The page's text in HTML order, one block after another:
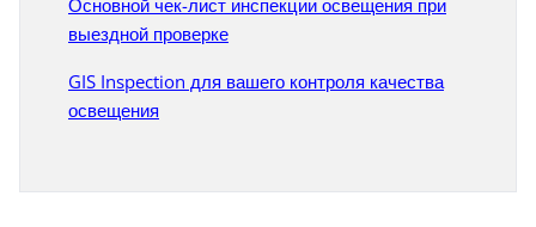
выездной проверке
GIS Inspection для вашего контроля качества
освещения